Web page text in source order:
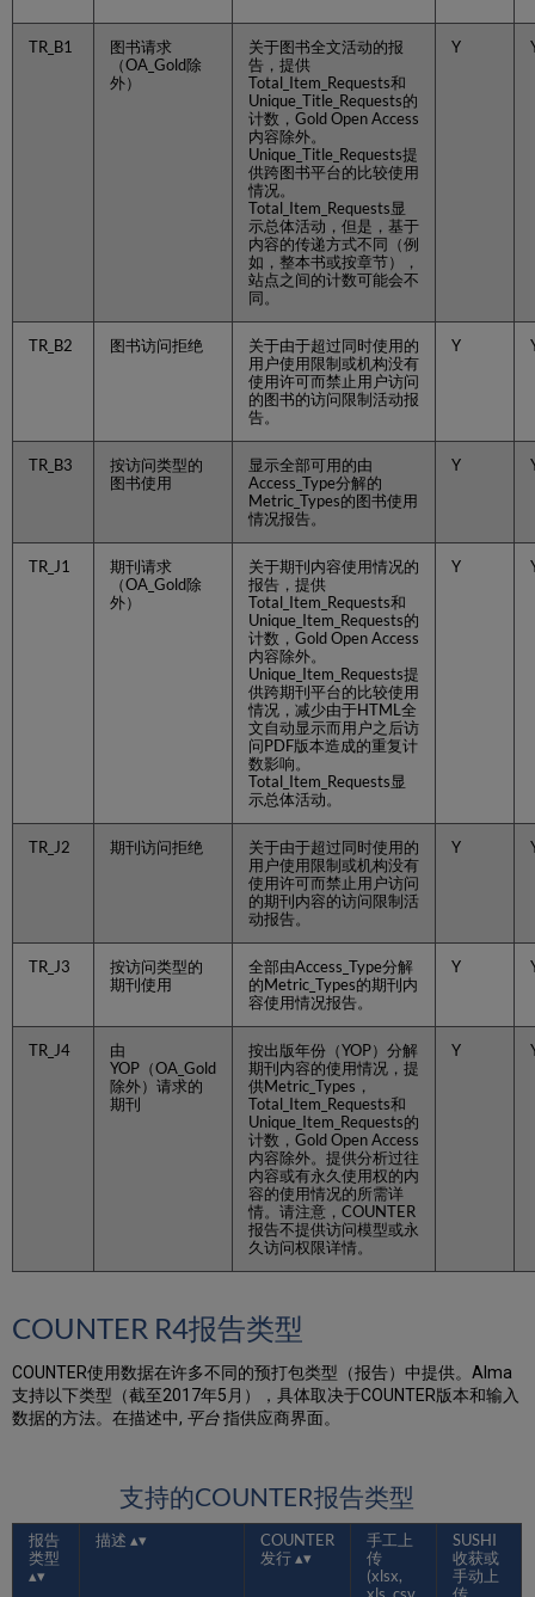
传
上
手
TR_B1
图书请求
（OA_Gold除
外）
关于图书全文活动的报
告，提供
Total_Item_Requests和
Unique_Title_Requests的
计数，Gold Open Access
内容除外。
Unique_Title_Requests提
供跨图书平台的比较使用
情况。
Total_Item_Requests显
示总体活动，但是，基于
内容的传递方式不同（例
如，整本书或按章节），
站点之间的计数可能会不
同。
Y
TR_B2 图书访问拒绝
关于由于超过同时使用的
用户使用限制或机构没有
使用许可而禁止用户访问
的图书的访问限制活动报
告。
Y
TR_B3
按访问类型的
图书使用
显示全部可用的由
Access_Type分解的
Metric_Types的图书使用
情况报告。
Y
TR_J1
期刊请求
（OA_Gold除
外）
关于期刊内容使用情况的
报告，提供
Total_Item_Requests和
Unique_Item_Requests的
计数，Gold Open Access
内容除外。
Unique_Item_Requests提
供跨期刊平台的比较使用
情况，减少由于HTML全
文自动显示而用户之后访
问PDF版本造成的重复计
数影响。
Total_Item_Requests显
示总体活动。
Y
TR_J2 期刊访问拒绝
关于由于超过同时使用的
用户使用限制或机构没有
使用许可而禁止用户访问
的期刊内容的访问限制活
动报告。
Y
TR_J3
按访问类型的
期刊使用
全部由Access_Type分解
的Metric_Types的期刊内
容使用情况报告。
Y
TR_J4
由
YOP（OA_Gold
除外）请求的
期刊
按出版年份（YOP）分解
期刊内容的使用情况，提
供Metric_Types，
Total_Item_Requests和
Unique_Item_Requests的
计数，Gold Open Access
内容除外。提供分析过往
内容或有永久使用权的内
容的使用情况的所需详
情。请注意，COUNTER
报告不提供访问模型或永
久访问权限详情。
Y
COUNTER R4报告类型
COUNTER使用数据在许多不同的预打包类型（报告）中提供。Alma
支持以下类型（截至2017年5月），具体取决于COUNTER版本和输入
数据的方法。在描述中, 平台指供应商界面。
支持的COUNTER报告类型
报告
类型
描述
COUNTER
发行
手工上
传
(xlsx,
SUSHI
收获或
手动上